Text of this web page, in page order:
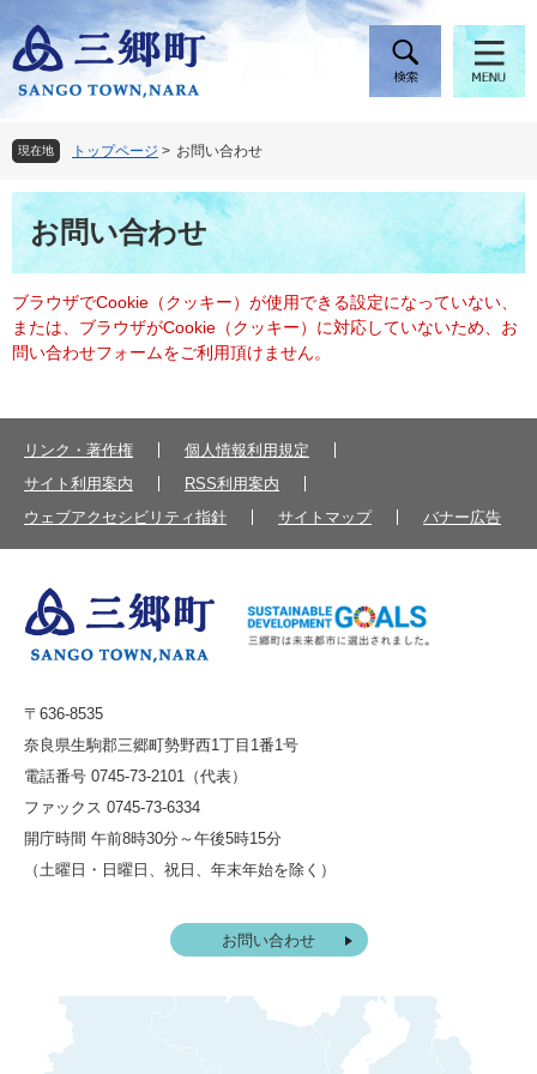
ー
ジ
頭
で
す
ニ
ュ
飛
ば
し
現在地 トップページ > お問い合わせ
本
文お問い合わせ
ブラウザでCookie（クッキー）が使用できる設定になっていない、
または、ブラウザがCookie（クッキー）に対応していないため、お
問い合わせフォームをご利用頂けません。
リンク・著作権
個人情報利用規定
サイト利用案内
RSS利用案内
ウェブアクセシビリティ指針
サイトマップ バナー広告
〒636-8535
奈良県生駒郡三郷町勢野西1丁目1番1号
電話番号 0745-73-2101（代表）
ファックス 0745-73-6334
開庁時間 午前8時30分～午後5時15分
（土曜日・日曜日、祝日、年末年始を除く）
お問い合わせ